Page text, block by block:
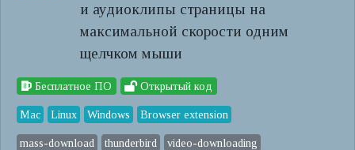
и аудиоклипы страницы на
максимальной скорости одним
щелчком мыши
Бесплатное ПО Открытый код
Mac Linux Windows Browser extension
mass-download thunderbird video-downloading